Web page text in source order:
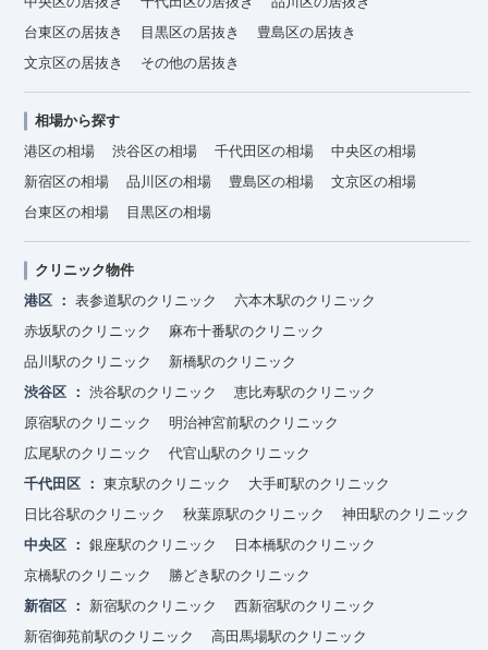
台東区の居抜き
目黒区の居抜き
豊島区の居抜き
文京区の居抜き
その他の居抜き
相場から探す
港区の相場
渋谷区の相場 千代田区の相場
中央区の相場
新宿区の相場
品川区の相場 豊島区の相場
文京区の相場
台東区の相場
目黒区の相場
クリニック物件
港区
表参道駅のクリニック
六本木駅のクリニック
赤坂駅のクリニック
麻布十番駅のクリニック
品川駅のクリニック
新橋駅のクリニック
渋谷区
渋谷駅のクリニック
恵比寿駅のクリニック
原宿駅のクリニック
明治神宮前駅のクリニック
広尾駅のクリニック
代官山駅のクリニック
千代田区
東京駅のクリニック
大手町駅のクリニック
日比谷駅のクリニック
秋葉原駅のクリニック
神田駅のクリニック
中央区
銀座駅のクリニック
日本橋駅のクリニック
京橋駅のクリニック
勝どき駅のクリニック
新宿区
新宿駅のクリニック
西新宿駅のクリニック
新宿御苑前駅のクリニック
高田馬場駅のクリニック